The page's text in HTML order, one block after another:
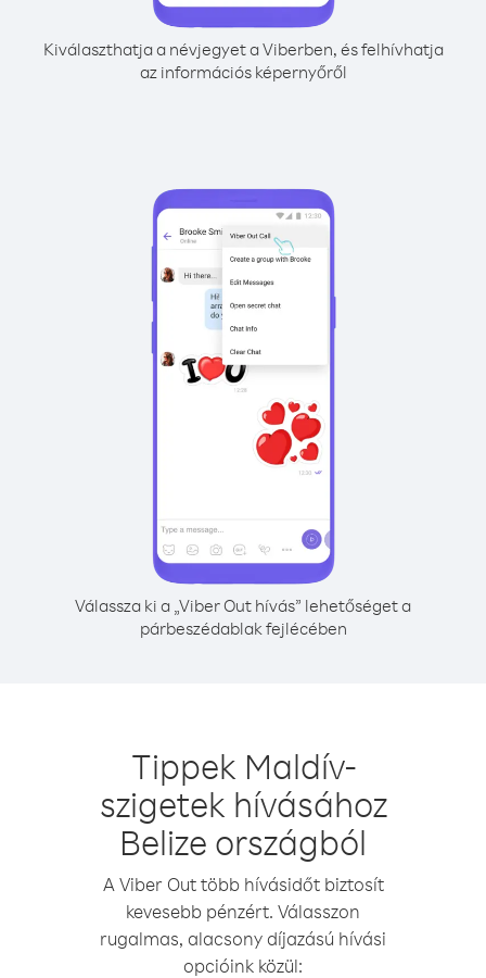
Kiválaszthatja a névjegyet a Viberben, és felhívhatja
az információs képernyőről
Válassza ki a „Viber Out hívás” lehetőséget a
párbeszédablak fejlécében
Tippek Maldív-
szigetek hívásához
Belize országból
A Viber Out több hívásidőt biztosít
kevesebb pénzért. Válasszon
rugalmas, alacsony díjazású hívási
opcióink közül: